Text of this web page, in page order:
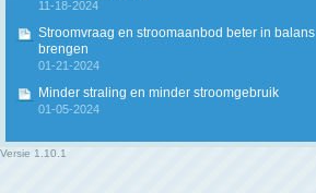
11-18-2024
Stroomvraag en stroomaanbod beter in balans
brengen
01-21-2024
Minder straling en minder stroomgebruik
01-05-2024
Versie 1.10.1